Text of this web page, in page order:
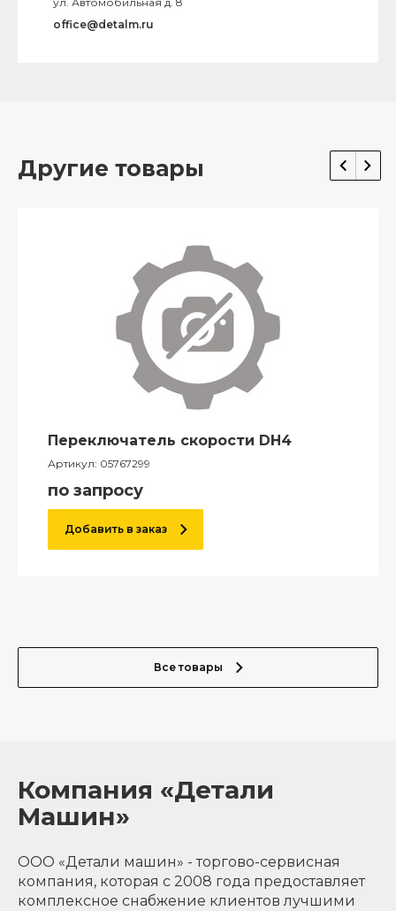
office@detalm.ru
Другие товары
Переключатель скорости DH4
Артикул: 05767299
по запросу
Добавить в заказ
Все товары
Компания «Детали
Машин»
ООО «Детали машин» - торгово-сервисная
компания, которая с 2008 года предоставляет
комплексное снабжение клиентов лучшими